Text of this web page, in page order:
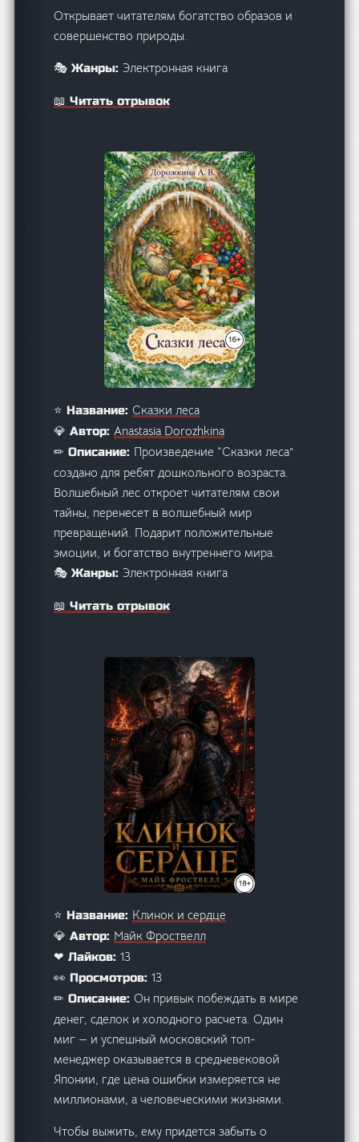
Открывает читателям богатство образов и
совершенство природы.
🎭 Жанры: Электронная книга
📖 Читать отрывок
⭐ Название:Сказки леса
💎 Автор:Anastasia Dorozhkina
✏ Описание: Произведение “Сказки леса”
создано для ребят дошкольного возраста.
Волшебный лес откроет читателям свои
тайны, перенесет в волшебный мир
превращений. Подарит положительные
эмоции, и богатство внутреннего мира.
🎭 Жанры: Электронная книга
📖 Читать отрывок
⭐ Название: Клинок и сердце
💎 Автор: Майк Фроствелл
❤ Лайков:13
👀 Просмотров:13
✏ Описание:Он привык побеждать в мире
денег, сделок и холодного расчета. Один
миг — и успешный московский топ-
менеджер оказывается в средневековой
Японии, где цена ошибки измеряется не
миллионами, а человеческими жизнями.
Чтобы выжить, ему придется забыть о